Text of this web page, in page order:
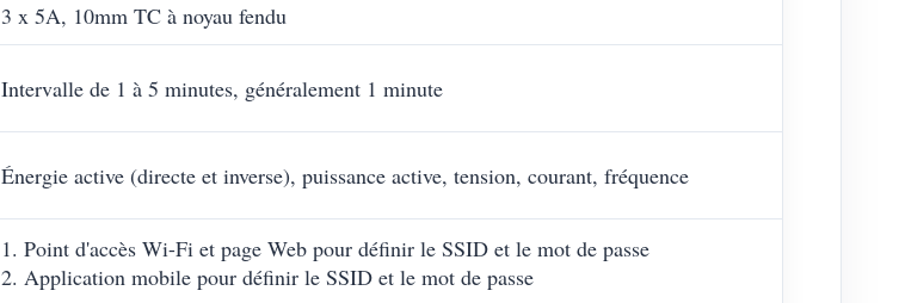
3 x 5A, 10mm TC à noyau fendu
Intervalle de 1 à 5 minutes, généralement 1 minute
Énergie active (directe et inverse), puissance active, tension, courant, fréquence
1. Point d'accès Wi-Fi et page Web pour définir le SSID et le mot de passe
2. Application mobile pour définir le SSID et le mot de passe